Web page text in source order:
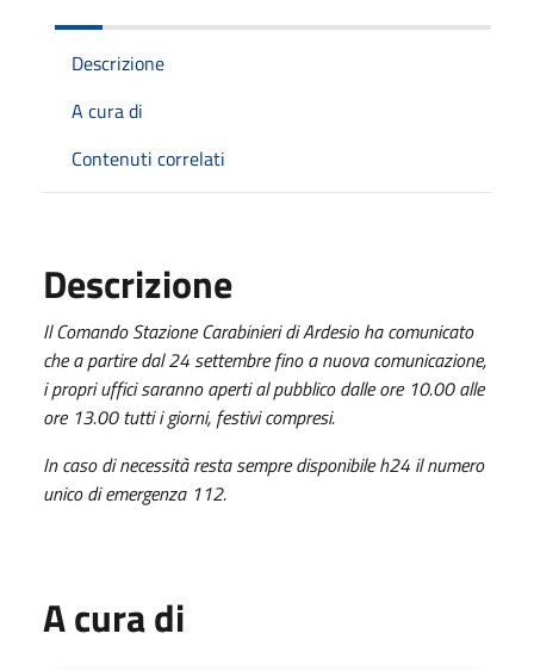
Descrizione
A cura di
Contenuti correlati
Descrizione
Il Comando Stazione Carabinieri di Ardesio ha comunicato
che a partire dal 24 settembre fino a nuova comunicazione,
i propri uffici saranno aperti al pubblico dalle ore 10.00 alle
ore 13.00 tutti i giorni, festivi compresi.
In caso di necessità resta sempre disponibile h24 il numero
unico di emergenza 112.
A cura di